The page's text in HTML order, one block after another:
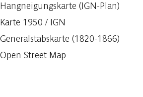
Hangneigungskarte (IGN-Plan)
Karte 1950 / IGN
Generalstabskarte (1820-1866)
Open Street Map